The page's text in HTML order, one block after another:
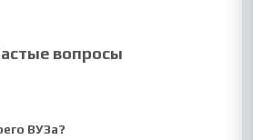
вопросы
ВУЗа?